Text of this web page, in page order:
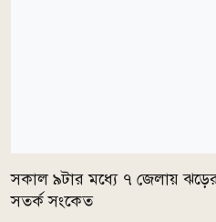
সকাল ৯টার মধ্যে ৭ জেলায় ঝড়ের
সতর্ক সংকেত